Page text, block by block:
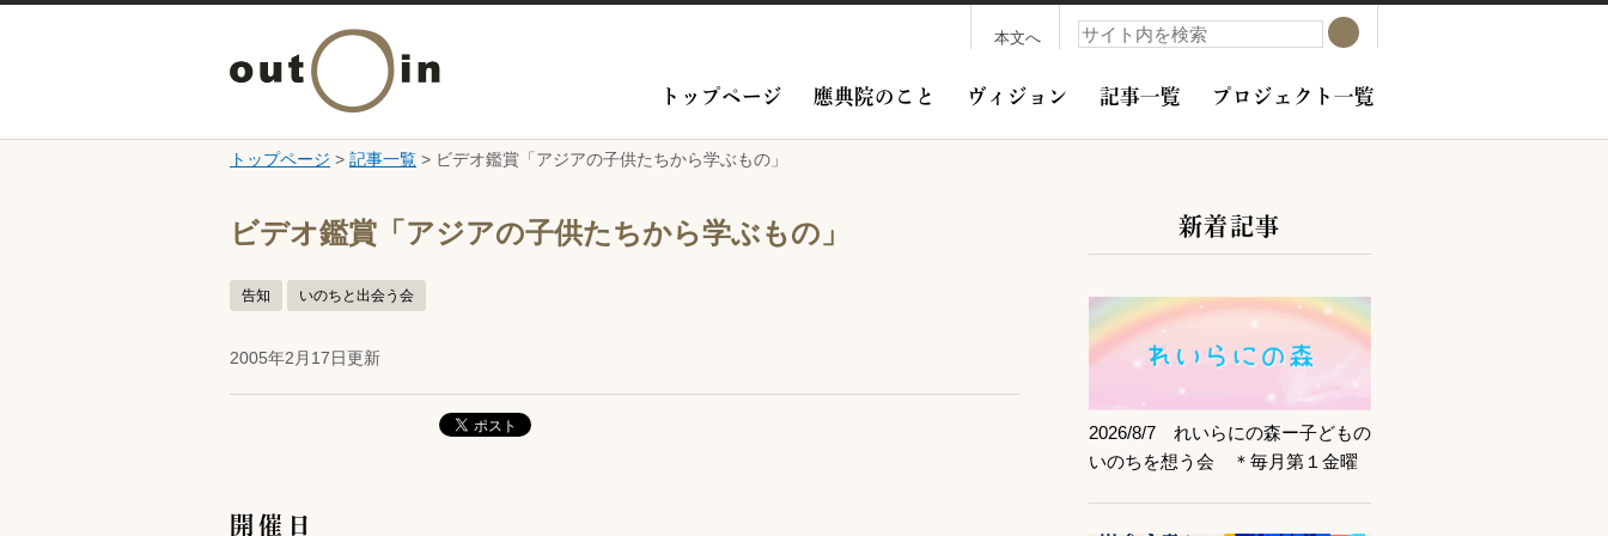
本文へ 検索
検索
トップページ 應典院のこと ヴィジョン 記事一覧 プロジェクト一覧
トップページ > 記事一覧 > ビデオ鑑賞「アジアの子供たちから学ぶもの」
ビデオ鑑賞「アジアの子供たちから学ぶもの」
告知 いのちと出会う会
2005年2月17日更新
開催日
サブコンテンツ
新着記事
2026/8/7 れいらにの森ー子どもの
いのちを想う会 ＊毎月第１金曜
記事を読む